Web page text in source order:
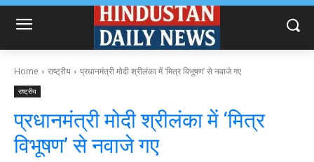
Home राष्ट्रीय प्रधानमंत्री मोदी श्रीलंका में ‘मित्र विभूषण’ से नवाजे गए
राष्ट्रीय
प्रधानमंत्री मोदी श्रीलंका में ‘मित्र
विभूषण’ से नवाजे गए